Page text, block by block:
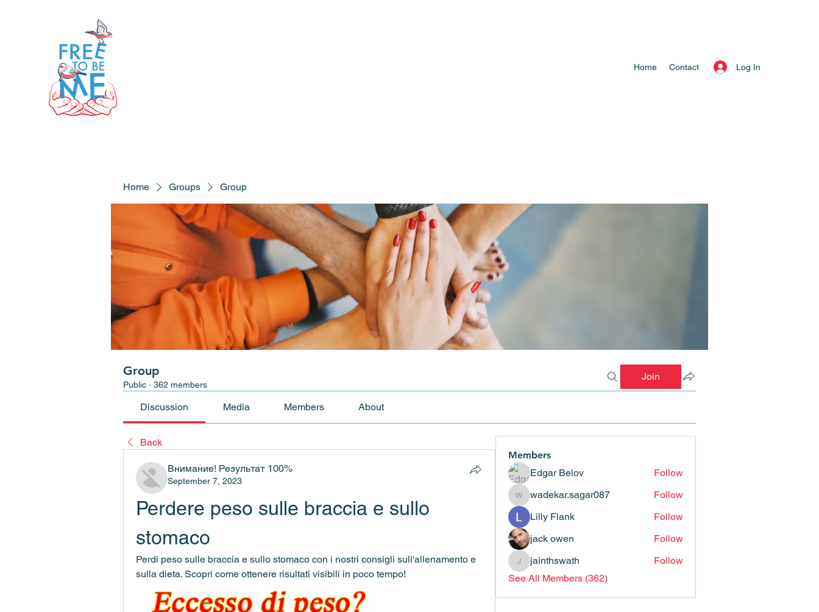
Log In
Home Contact
Home Groups Group
Group
Public · 362 members
Join
Discussion Media Members About
Back
Внимание! Результат 100%
September 7, 2023
Perdere peso sulle braccia e sullo
stomaco
Perdi peso sulle braccia e sullo stomaco con i nostri consigli sull'allenamento e
sulla dieta. Scopri come ottenere risultati visibili in poco tempo!
Members
Edgar Belov
Follow
wadekar.sagar087
wadekar.sagar087
Follow
Lilly Flank
Follow
jack owen
Follow
jainthswath
jainthswath
Follow
See All Members (362)